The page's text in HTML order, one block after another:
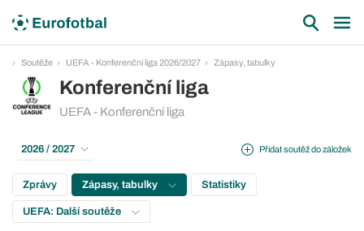
Soutěže UEFA - Konferenční liga 2026/2027 Zápasy, tabulky
Konferenční liga
UEFA - Konferenční liga
Přidat soutěž do záložek
2026 / 2027
Zprávy Zápasy, tabulky Statistiky
UEFA: Další soutěže